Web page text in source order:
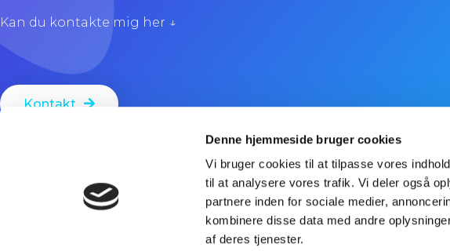
Denne hjemmeside bruger cookies
Vi bruger cookies til at tilpasse vores
til at analysere vores trafik. Vi deler også
partnere inden for sociale medier,
kombinere disse data med andre
af deres tjenester.
Kan du kontakte mig her ↓
Kontakt
Mail: bagge.service22@gmail.com